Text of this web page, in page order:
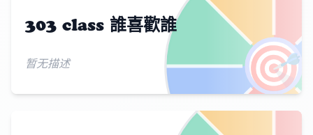
🎯
303 class 誰喜歡誰
暂无描述